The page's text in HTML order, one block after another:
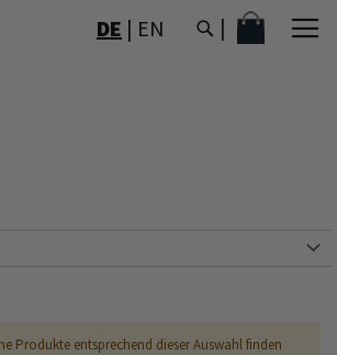
ZUM
DE | EN MEIN
Produkte entsprechend dieser Auswahl finden